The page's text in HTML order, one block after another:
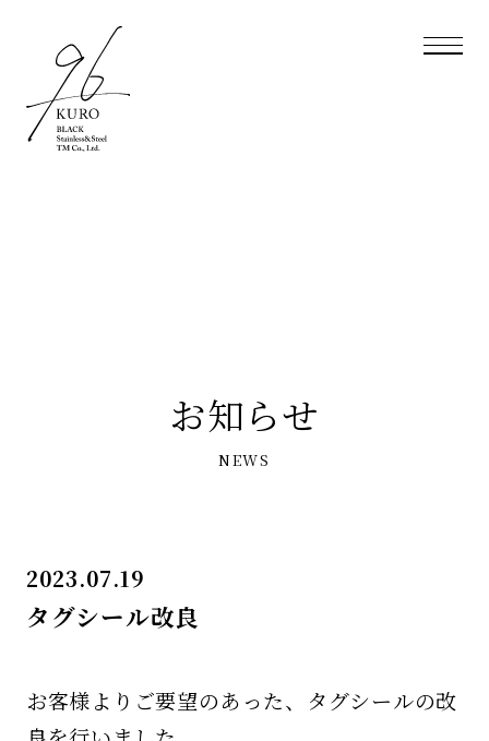
お知らせ
NEWS
2023.07.19
タグシール改良
お客様よりご要望のあった、タグシールの改